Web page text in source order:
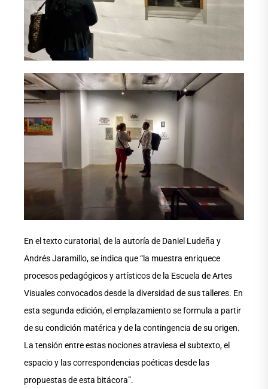
En el texto curatorial, de la autoría de Daniel Ludeña y
Andrés Jaramillo, se indica que “la muestra enriquece
procesos pedagógicos y artísticos de la Escuela de Artes
Visuales convocados desde la diversidad de sus talleres. En
esta segunda edición, el emplazamiento se formula a partir
de su condición matérica y de la contingencia de su origen.
La tensión entre estas nociones atraviesa el subtexto, el
espacio y las correspondencias poéticas desde las
propuestas de esta bitácora”.